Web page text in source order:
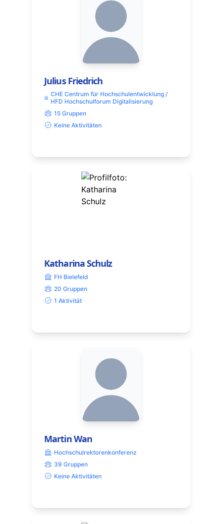
Julius Friedrich
CHE Centrum für Hochschulentwicklung /
HFD Hochschulforum Digitalisierung
15 Gruppen
Keine Aktivitäten
Katharina Schulz
FH Bielefeld
20 Gruppen
1 Aktivität
Martin Wan
Hochschulrektorenkonferenz
39 Gruppen
Keine Aktivitäten